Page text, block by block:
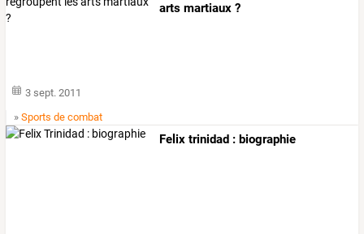
arts martiaux ?
3 sept. 2011
»Sports de combat
Felix trinidad : biographie